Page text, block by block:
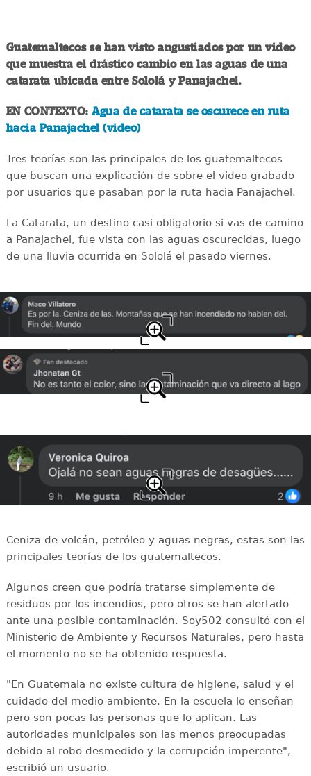
Guatemaltecos se han visto angustiados por un video
que muestra el drástico cambio en las aguas de una
catarata ubicada entre Sololá y Panajachel.
EN CONTEXTO: Agua de catarata se oscurece en ruta
hacia Panajachel (video)
Tres teorías son las principales de los guatemaltecos
que buscan una explicación de sobre el video grabado
por usuarios que pasaban por la ruta hacia Panajachel.
La Catarata, un destino casi obligatorio si vas de camino
a Panajachel, fue vista con las aguas oscurecidas, luego
de una lluvia ocurrida en Sololá el pasado viernes.
Ceniza de volcán, petróleo y aguas negras, estas son las
principales teorías de los guatemaltecos.
Algunos creen que podría tratarse simplemente de
residuos por los incendios, pero otros se han alertado
ante una posible contaminación. Soy502 consultó con el
Ministerio de Ambiente y Recursos Naturales, pero hasta
el momento no se ha obtenido respuesta.
"En Guatemala no existe cultura de higiene, salud y el
cuidado del medio ambiente. En la escuela lo enseñan
pero son pocas las personas que lo aplican. Las
autoridades municipales son las menos preocupadas
debido al robo desmedido y la corrupción imperente",
escribió un usuario.